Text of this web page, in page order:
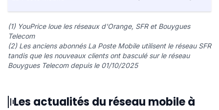
(1) YouPrice loue les réseaux d'Orange, SFR et Bouygues
Telecom
(2) Les anciens abonnés La Poste Mobile utilisent le réseau SFR
tandis que les nouveaux clients ont basculé sur le réseau
Bouygues Telecom depuis le 01/10/2025
Les actualités du réseau mobile à